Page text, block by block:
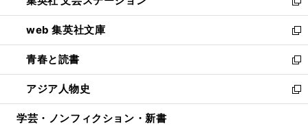
ィ
ン
ド
ウ
で
開
く
い
ウ
ィ
ン
ド
ウ
で
開
新
し
い
ウ
ィ
ン
ド
ウ
web 集英社文庫
新
し
い
ウ
ィ
ン
青春と読書
新
し
い
ウ
アジア人物史
新
し
学芸・ノンフィクション・新書